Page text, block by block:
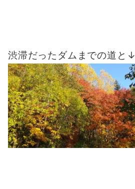
渋滞だったダムまでの道と↓